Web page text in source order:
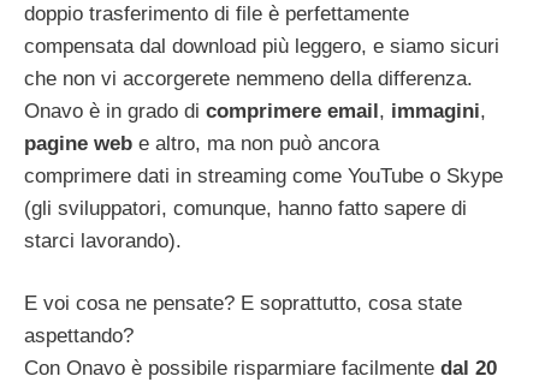
doppio trasferimento di file è perfettamente
compensata dal download più leggero, e siamo sicuri
che non vi accorgerete nemmeno della differenza.
Onavo è in grado di comprimere email, immagini,
pagine web e altro, ma non può ancora
comprimere dati in streaming come YouTube o Skype
(gli sviluppatori, comunque, hanno fatto sapere di
starci lavorando).
E voi cosa ne pensate? E soprattutto, cosa state
aspettando?
Con Onavo è possibile risparmiare facilmente dal 20